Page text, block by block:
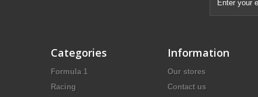
Categories
Formula 1
Racing
Information
Our stores
Contact us